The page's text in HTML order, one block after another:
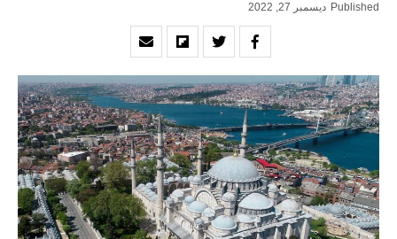
Published ديسمبر 27, 2022